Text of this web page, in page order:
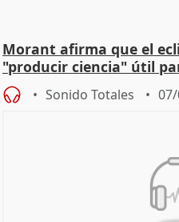
Morant afirma que el
"producir ciencia" útil
Sonido Totales